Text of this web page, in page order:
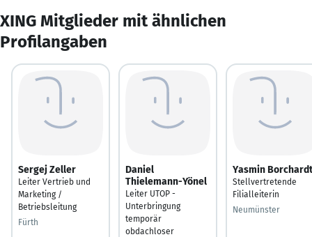
XING Mitglieder mit ähnlichen
Profilangaben
Sergej Zeller
Leiter Vertrieb und
Marketing /
Betriebsleitung
Fürth
Daniel
Thielemann-Yönel
Leiter UTOP -
Unterbringung
temporär
obdachloser
Yasmin Borchardt
Stellvertretende
Filialleiterin
Neumünster